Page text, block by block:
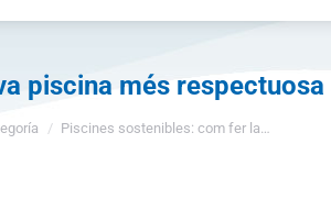
piscina més
Piscines sostenibles: com fer la…